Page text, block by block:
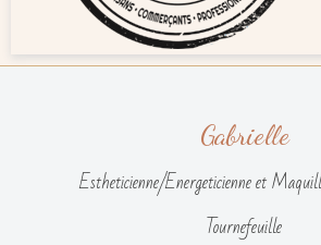
Gabrielle
Estheticienne/Energeticienne et
Tournefeuille